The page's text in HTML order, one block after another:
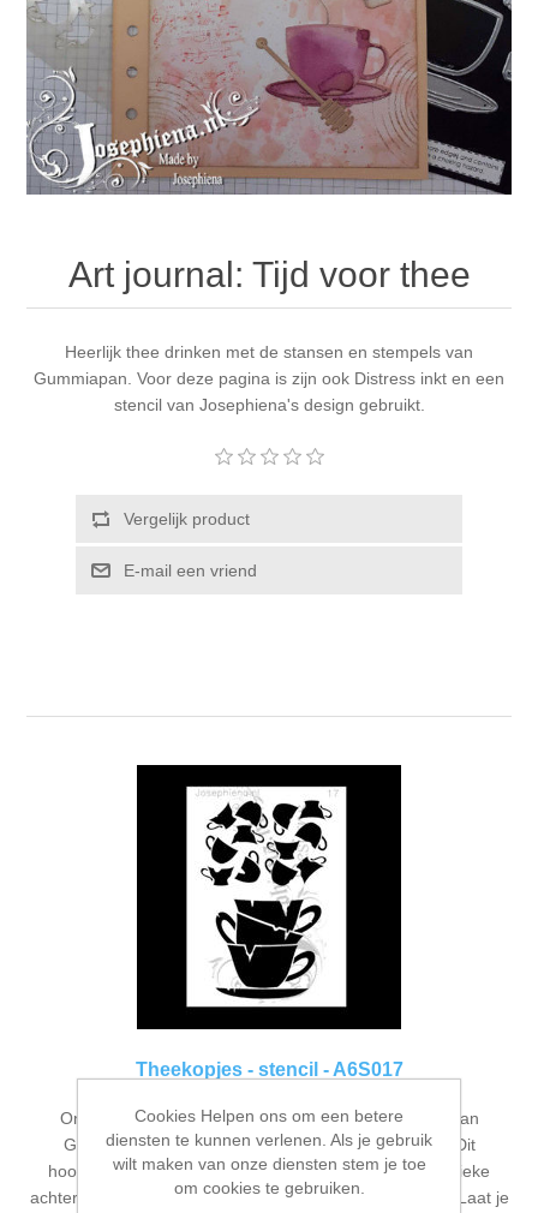
Stompkaarsen
Magic
Personen
Steampunk
60 bij 40 cm
Alcohol ink
Embossing
Foto's
Inkt
Inkleuren
Gummiapan
Lavinia Stamps
CraftEmotions
Distress
Ranger
Inspiratie
Art Journal 2025
Kaarten 2025
Art Journal 2024
Kaarten 2023
Kaarten 2021
Art journal: Tijd voor thee
Heerlijk thee drinken met de stansen en stempels van
Gummiapan. Voor deze pagina is zijn ook Distress inkt en een
stencil van Josephiena's design gebruikt.
Vergelijk product
E-mail een vriend
Theekopjes - stencil - A6S017
Ontdek ons prachtige Theekopjes stencil (A6S017) van
Gummiapan, perfect voor al jouw knutselprojecten! Dit
hoogwaardige stencil van 10 bij 14 cm is ideaal om unieke
achtergronden te creëren in je art journal of op kaarten. Laat je
Cookies Helpen ons om een betere
diensten te kunnen verlenen. Als je gebruik
wilt maken van onze diensten stem je toe
om cookies te gebruiken.